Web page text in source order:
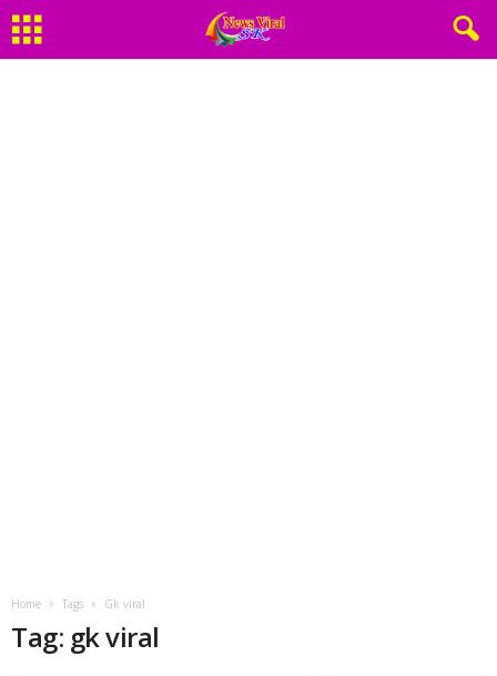
Home Tags Gk viral
Tag: gk viral